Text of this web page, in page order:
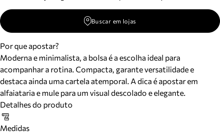
Buscar em lojas
Por que apostar?
Moderna e minimalista, a bolsa é a escolha ideal para
acompanhar a rotina. Compacta, garante versatilidade e
destaca ainda uma cartela atemporal. A dica é apostar em
alfaiataria e mule para um visual descolado e elegante.
Detalhes do produto
Medidas